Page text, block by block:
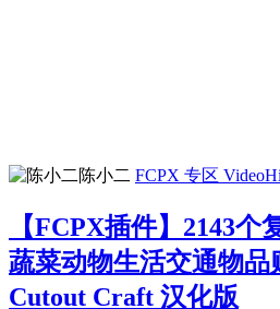
陈小二 FCPX 专区
【FCPX插件】2143
蔬菜动物生活交通物品
Cutout Craft 汉化版